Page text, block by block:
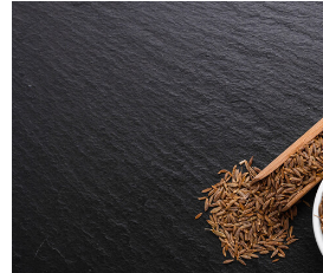
Joanna Smuga, 17.01.2015
Dziewczęta ! Piersi kurczaka
,przyprawione przyprawą do
wegetą,, podsmażyc, poddusić,
Znowu podsmażyć.Podsypać
mleka kokosowego, pół buteleczki
chili, ząbek czosnku drobniutko
(2,3 szcypty) lub lubczyk, odrobina
ciemnego. Szybko, smacznie jak
między czasie worek ,dwa ryżu
ugotować.Suróweczkę czas też
MINUT OBIAD GOTOWY ! Moje
zachwycone i dziękują,że "tak,